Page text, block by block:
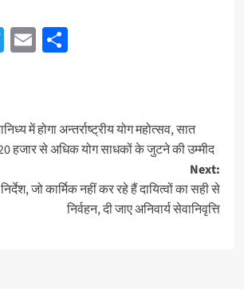
Twitter
EmailShare
में होगा अन्तर्राष्ट्रीय योग महोत्सव, सात
हजार से अधिक योग साधकों के जुटने की उम्मीद
Next:
जो कार्मिक नहीं कर रहे हैं दायित्वों का सही से
निर्वहन, दी जाए अनिवार्य सेवानिवृत्ति